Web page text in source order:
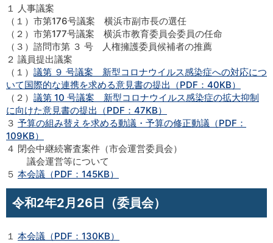
１ 人事議案
（１）市第176号議案 横浜市副市長の選任
（２）市第177号議案 横浜市教育委員会委員の任命
（３）諮問市第 ３ 号 人権擁護委員候補者の推薦
２ 議員提出議案
（１） 議第 ９ 号議案 新型コロナウイルス感染症への対応につ
いて国際的な連携を求める意見書の提出（PDF：40KB）
（２） 議第 10 号議案 新型コロナウイルス感染症の拡大抑制
に向けた意見書の提出（PDF：47KB）
３ 予算の組み替えを求める動議・予算の修正動議（PDF：
109KB）
４ 閉会中継続審査案件（市会運営委員会）
議会運営等について
５ 本会議（PDF：145KB）
令和2年2月26日（委員会）
１ 本会議（PDF：130KB）